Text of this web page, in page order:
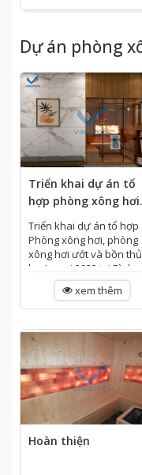
Dự án phòng
Triển khai dự án tổ
hợp phòng xông hơi
khô, phòng xông hơi
ướt và bồn thủy lực
Jacuzzi, Bình Tân,
Tp.HCM
Triển khai dự án tổ hợp
Phòng xông hơi, phòng
xông hơi ướt và bồn
lực Jacuzi 2022 tại Bình
Tân, Thành phố Hồ Chí
Minh HẠNG MỤC ĐẦU TƯ
Dự án: Tổ hợp...
xem thêm
Hoàn thiện